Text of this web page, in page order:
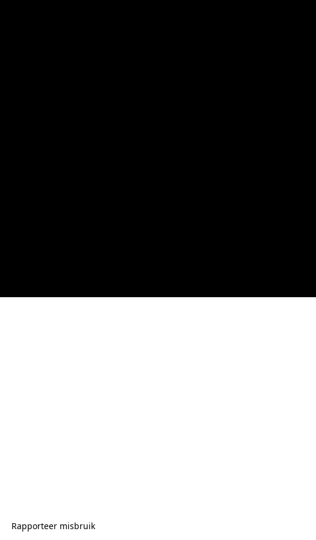
Rapporteer misbruik